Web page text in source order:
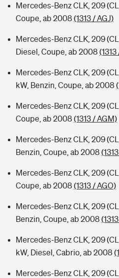
Mercedes-Benz CLK, 209
Coupe, ab 2008 (1313 / AGJ)
Mercedes-Benz CLK, 209
Diesel, Coupe, ab 2008
Mercedes-Benz CLK, 209
kW, Benzin, Coupe, ab 2008
Mercedes-Benz CLK, 209
Coupe, ab 2008 (1313 / AGM)
Mercedes-Benz CLK, 209
Benzin, Coupe, ab 2008
Mercedes-Benz CLK, 209
Coupe, ab 2008 (1313 / AGO)
Mercedes-Benz CLK, 209
Benzin, Coupe, ab 2008
Mercedes-Benz CLK, 209
kW, Diesel, Cabrio, ab 2008
Mercedes-Benz CLK, 209